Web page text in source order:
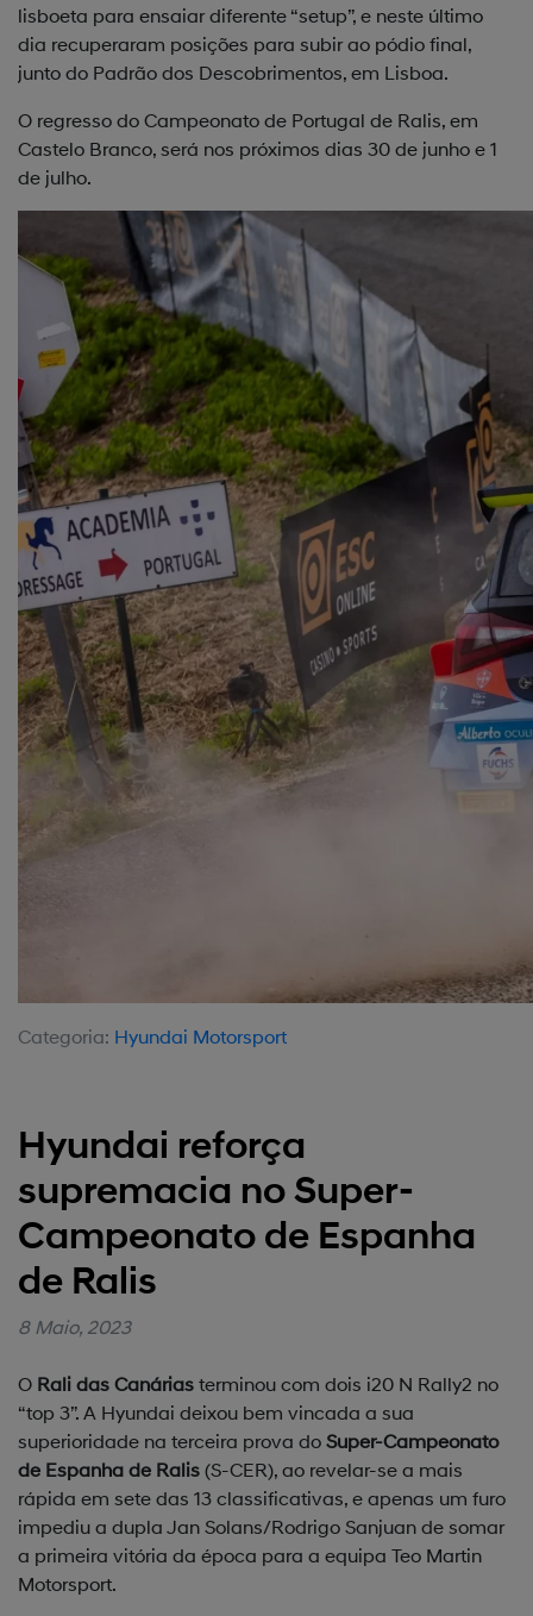
lisboeta para ensaiar diferente “setup”, e neste último
dia recuperaram posições para subir ao pódio final,
junto do Padrão dos Descobrimentos, em Lisboa.
O regresso do Campeonato de Portugal de Ralis, em
Castelo Branco, será nos próximos dias 30 de junho e 1
de julho.
Categoria: Hyundai Motorsport
Hyundai reforça
supremacia no Super-
Campeonato de Espanha
de Ralis
8 Maio, 2023
O Rali das Canárias terminou com dois i20 N Rally2 no
“top 3”. A Hyundai deixou bem vincada a sua
superioridade na terceira prova do Super-Campeonato
de Espanha de Ralis (S-CER), ao revelar-se a mais
rápida em sete das 13 classificativas, e apenas um furo
impediu a dupla Jan Solans/Rodrigo Sanjuan de somar
a primeira vitória da época para a equipa Teo Martin
Motorsport.